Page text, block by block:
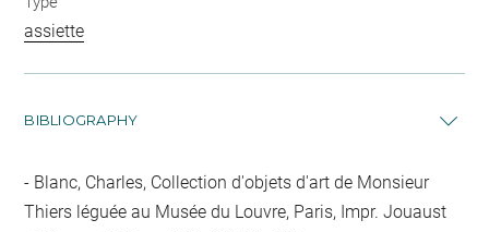
assiette
BIBLIOGRAPHY
Blanc, Charles, Collection d'objets d'art de Monsieur
Thiers léguée au Musée du Louvre, Paris, Impr. Jouaust